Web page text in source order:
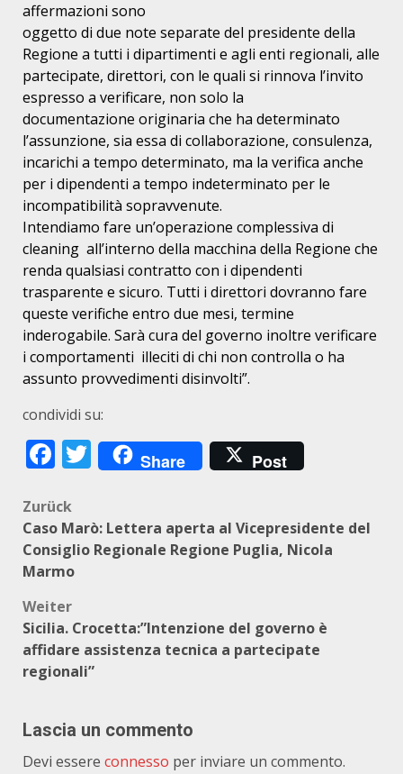
affermazioni sono
oggetto di due note separate del presidente della
Regione a tutti i dipartimenti e agli enti regionali, alle
partecipate, direttori, con le quali si rinnova l’invito
espresso a verificare, non solo la
documentazione originaria che ha determinato
l’assunzione, sia essa di collaborazione, consulenza,
incarichi a tempo determinato, ma la verifica anche
per i dipendenti a tempo indeterminato per le
incompatibilità sopravvenute.
Intendiamo fare un’operazione complessiva di
cleaning all’interno della macchina della Regione che
renda qualsiasi contratto con i dipendenti
trasparente e sicuro. Tutti i direttori dovranno fare
queste verifiche entro due mesi, termine
inderogabile. Sarà cura del governo inoltre verificare
i comportamenti illeciti di chi non controlla o ha
assunto provvedimenti disinvolti”.
condividi su:
Facebook
Twitter
Share Post
Beitragsnavigation
Zurück
Caso Marò: Lettera aperta al Vicepresidente del
Consiglio Regionale Regione Puglia, Nicola
Marmo
Weiter
Sicilia. Crocetta:”Intenzione del governo è
affidare assistenza tecnica a partecipate
regionali”
Lascia un commento
Devi essere connesso per inviare un commento.